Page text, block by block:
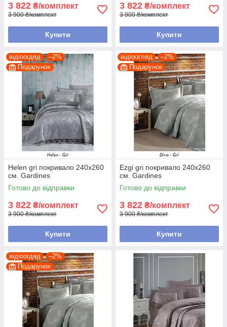
3 822 ₴/комплект
3 900 ₴/комплект
Купити
3 822 ₴/комплект
3 900 ₴/комплект
Купити
відіоогдяд
–2%
Подарунок
Helen gri покривало 240х260
см. Gardines
Готово до відправки
3 822 ₴/комплект
3 900 ₴/комплект
Купити
відіоогляд
–2%
Подарунок
Ezgi gri покривало 240х260
см. Gardines
Готово до відправки
3 822 ₴/комплект
3 900 ₴/комплект
Купити
відіоогдяд
–2%
Подарунок